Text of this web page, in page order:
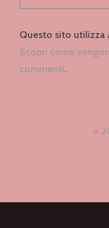
Questo sito utilizza
Scopri come
commenti.